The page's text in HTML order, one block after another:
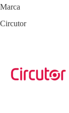
Marca
Circutor